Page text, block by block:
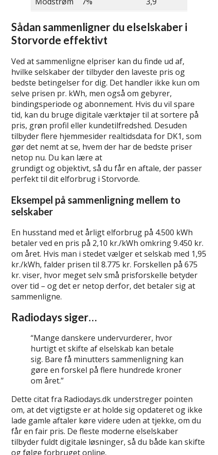
Sådan sammenligner du elselskaber i
Storvorde effektivt
Ved at sammenligne elpriser kan du finde ud af,
hvilke selskaber der tilbyder den laveste pris og
bedste betingelser for dig. Det handler ikke kun om
selve prisen pr. kWh, men også om gebyrer,
bindingsperiode og abonnement. Hvis du vil spare
tid, kan du bruge digitale værktøjer til at sortere på
pris, grøn profil eller kundetilfredshed. Desuden
tilbyder flere hjemmesider realtidsdata for DK1, som
gør det nemt at se, hvem der har de bedste priser
netop nu. Du kan lære at
grundigt og objektivt, så du får en aftale, der passer
perfekt til dit elforbrug i Storvorde.
Eksempel på sammenligning mellem to
selskaber
En husstand med et årligt elforbrug på 4.500 kWh
betaler ved en pris på 2,10 kr./kWh omkring 9.450 kr.
om året. Hvis man i stedet vælger et selskab med 1,95
kr./kWh, falder prisen til 8.775 kr. Forskellen på 675
kr. viser, hvor meget selv små prisforskelle betyder
over tid – og det er netop derfor, det betaler sig at
sammenligne.
Radiodays siger…
“Mange danskere undervurderer, hvor
hurtigt et skifte af elselskab kan betale
sig. Bare få minutters sammenligning kan
gøre en forskel på flere hundrede kroner
om året.”
Dette citat fra Radiodays.dk understreger pointen
om, at det vigtigste er at holde sig opdateret og ikke
lade gamle aftaler køre videre uden at tjekke, om du
får en fair pris. De fleste moderne elselskaber
tilbyder fuldt digitale løsninger, så du både kan skifte
og følge forbruget online.